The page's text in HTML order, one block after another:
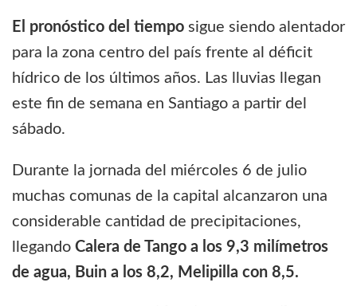
El pronóstico del tiempo sigue siendo alentador
para la zona centro del país frente al déficit
hídrico de los últimos años. Las lluvias llegan
este fin de semana en Santiago a partir del
sábado.
Durante la jornada del miércoles 6 de julio
muchas comunas de la capital alcanzaron una
considerable cantidad de precipitaciones,
llegando Calera de Tango a los 9,3 milímetros
de agua, Buin a los 8,2, Melipilla con 8,5.